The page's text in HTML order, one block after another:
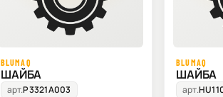
BLUMAQ
ШАЙБА
арт.P3321A003
BLUMAQ
ШАЙБА
арт.